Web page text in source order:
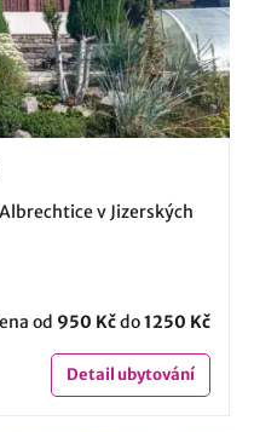
Albrechtice v Jizerských
od 950 Kčdo1250 Kč
Detailubytování